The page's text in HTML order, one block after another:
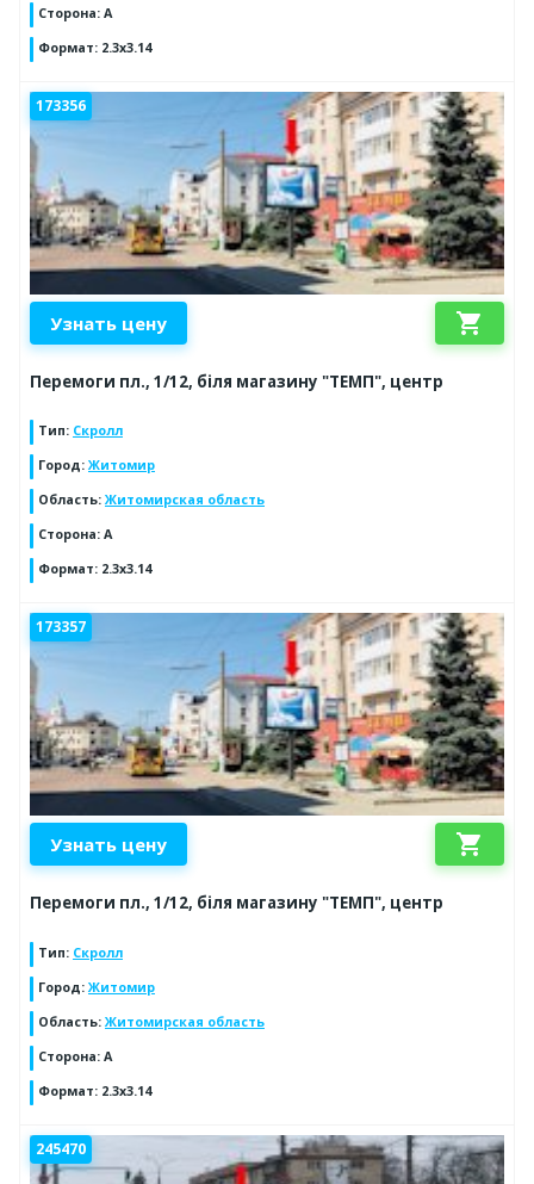
Сторона: A
Формат: 2.3x3.14
173356
Узнать цену shopping_cart
Перемоги пл., 1/12, біля магазину "ТЕМП", центр
Тип: Скролл
Город: Житомир
Область: Житомирская область
Сторона: A
Формат: 2.3x3.14
173357
Узнать цену shopping_cart
Перемоги пл., 1/12, біля магазину "ТЕМП", центр
Тип: Скролл
Город: Житомир
Область: Житомирская область
Сторона: A
Формат: 2.3x3.14
245470